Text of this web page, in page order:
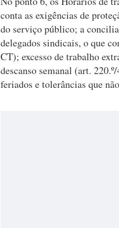
conta as exigências de
do serviço público; a
delegados sindicais, o que
CT); excesso de trabalho
descanso semanal (art.
feriados e tolerâncias que